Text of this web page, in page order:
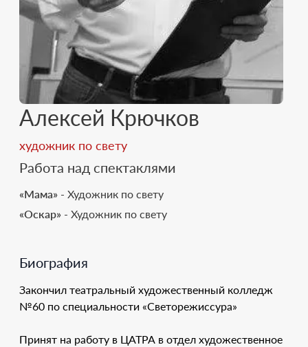
Алексей Крючков
художник по свету
Работа над спектаклями
«Мама» - Художник по свету
«Оскар» - Художник по свету
Биография
Закончил театральный художественный колледж
№60 по специальности «Светорежиссура»
Принят на работу в ЦАТРА в отдел художественное